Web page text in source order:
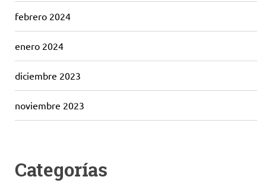
febrero 2024
enero 2024
diciembre 2023
noviembre 2023
Categorías